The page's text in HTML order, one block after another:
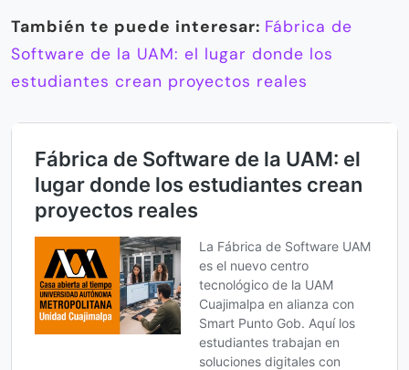
También te puede interesar: Fábrica de
Software de la UAM: el lugar donde los
estudiantes crean proyectos reales